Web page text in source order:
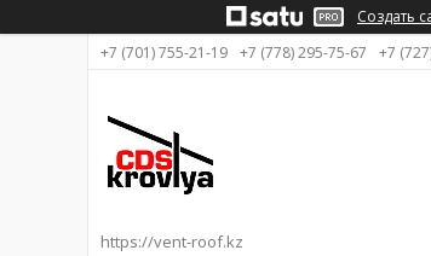
Создать
+7 (701) 755-21-19 +7 (778) 295-75-67 +7
https://vent-roof.kz